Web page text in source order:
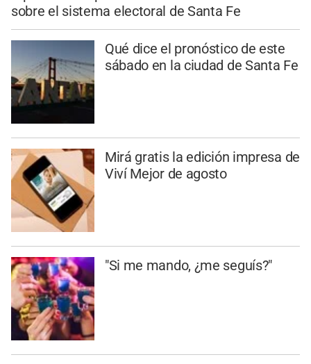
sobre el sistema electoral de Santa Fe
Qué dice el pronóstico de este
sábado en la ciudad de Santa Fe
Mirá gratis la edición impresa de
Viví Mejor de agosto
"Si me mando, ¿me seguís?"